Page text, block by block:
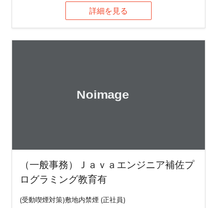
詳細を見る
（一般事務）Ｊａｖａエンジニア補佐プ
ログラミング教育有
(受動喫煙対策)敷地内禁煙 (正社員)